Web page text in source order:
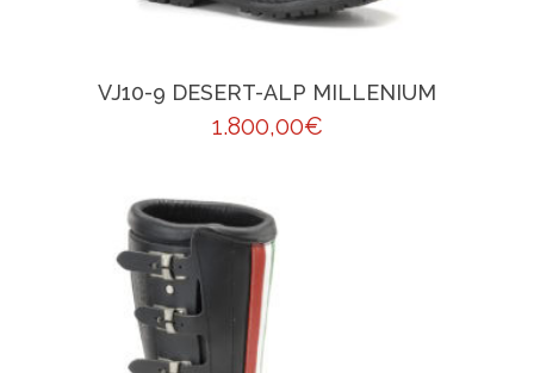
VJ10-9 DESERT-ALP MILLENIUM
1.800,00€